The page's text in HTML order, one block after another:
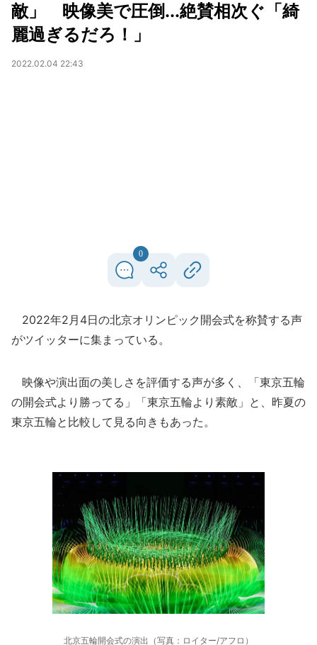
敵」 映像美で圧倒...絶賛相次ぐ「綺
麗過ぎるだろ！」
2022.02.04 22:43
0
2022年2月4日の北京オリンピック開会式を称賛する声
がツイッターに集まっている。
映像や演出面の美しさを評価する声が多く、「東京五輪
の開会式より勝ってる」「東京五輪より素敵」と、昨夏の
東京五輪と比較して見る向きもあった。
北京五輪開会式の演出（写真：ロイター/アフロ）